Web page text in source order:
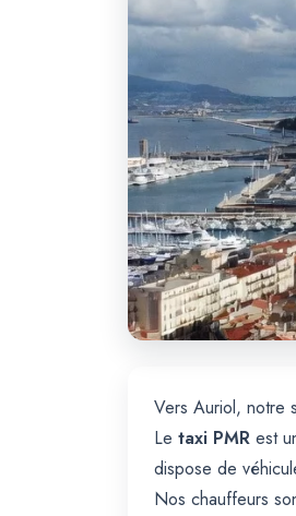
Vers Auriol, notre
Le taxi PMR est
dispose de
Nos chauffeurs